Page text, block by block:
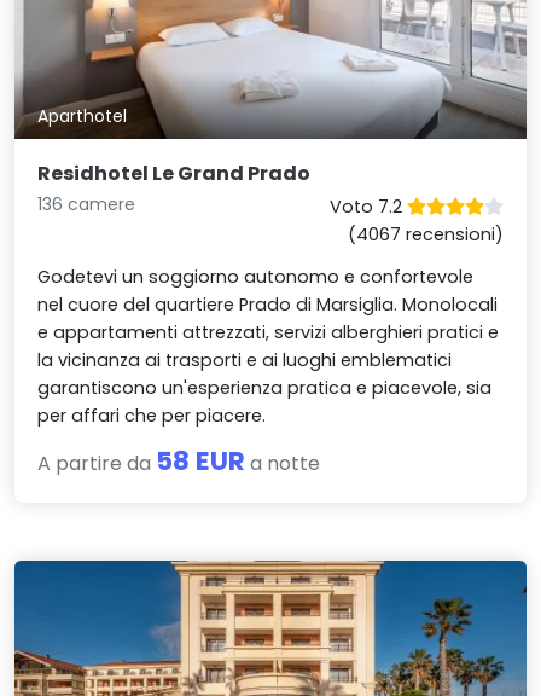
Aparthotel
Residhotel Le Grand Prado
136 camere
Voto 7.2
(4067 recensioni)
Godetevi un soggiorno autonomo e confortevole
nel cuore del quartiere Prado di Marsiglia. Monolocali
e appartamenti attrezzati, servizi alberghieri pratici e
la vicinanza ai trasporti e ai luoghi emblematici
garantiscono un'esperienza pratica e piacevole, sia
per affari che per piacere.
A partire da 58 EUR a notte